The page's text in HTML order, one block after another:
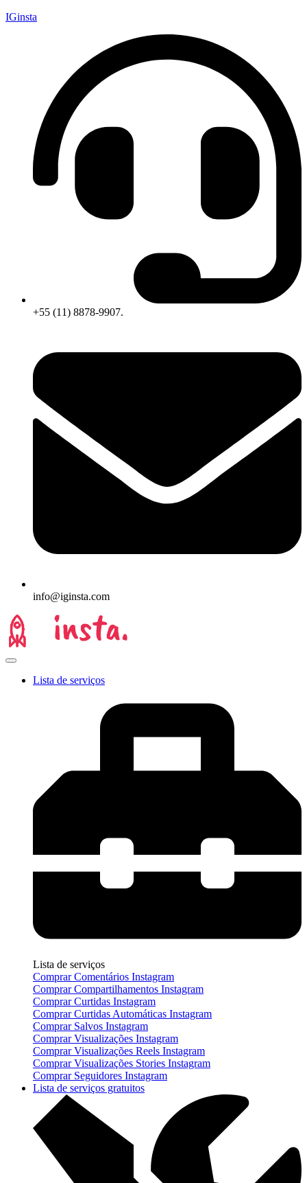
IGinsta
+55 (11) 8878-9907.
info@iginsta.com
Lista de serviços
Lista de serviços
Comprar Comentários Instagram
Comprar Compartilhamentos Instagram
Comprar Curtidas Instagram
Comprar Curtidas Automáticas Instagram
Comprar Salvos Instagram
Comprar Visualizações Instagram
Comprar Visualizações Reels Instagram
Comprar Visualizações Stories Instagram
Comprar Seguidores Instagram
Lista de serviços gratuitos